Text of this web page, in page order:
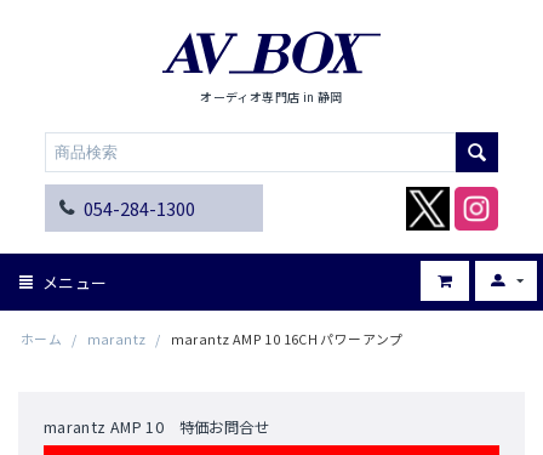
オーディオ専門店 in 静岡
054-284-1300
メニュー
ホーム / marantz / marantz AMP 10 16CH パワーアンプ
marantz AMP 10 特価お問合せ